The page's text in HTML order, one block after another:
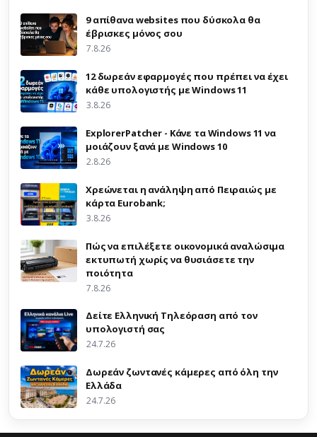
9 απίθανα websites που δύσκολα θα
έβρισκες μόνος σου
7.8.26
12 δωρεάν εφαρμογές που πρέπει να έχει
κάθε υπολογιστής με Windows 11
3.8.26
ExplorerPatcher - Κάνε τα Windows 11 να
μοιάζουν ξανά με Windows 10
2.8.26
Χρεώνεται η ανάληψη από Πειραιώς με
κάρτα Eurobank;
3.8.26
Πώς να επιλέξετε οικονομικά αναλώσιμα
εκτυπωτή χωρίς να θυσιάσετε την
ποιότητα
7.8.26
Δείτε Ελληνική Τηλεόραση από τον
υπολογιστή σας
24.7.26
Δωρεάν ζωντανές κάμερες από όλη την
Ελλάδα
24.7.26